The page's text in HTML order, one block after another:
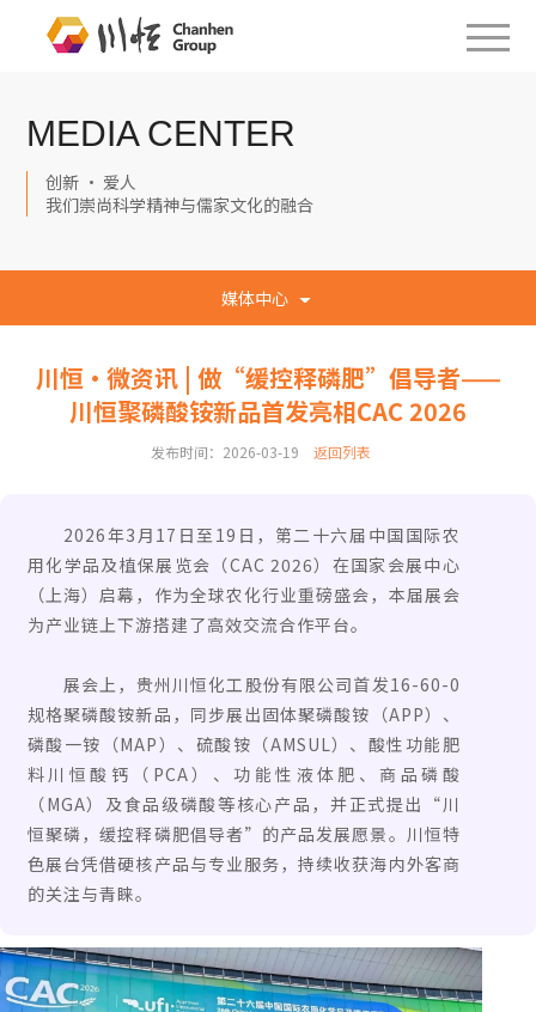
MEDIA CENTER
创新 · 爱人
我们崇尚科学精神与儒家文化的融合
媒体中心
川恒·微资讯 | 做“缓控释磷肥”倡导者——
川恒聚磷酸铵新品首发亮相CAC 2026
发布时间：2026-03-19 返回列表
2026年3月17日至19日，第二十六届中国国际农
用化学品及植保展览会（CAC 2026）在国家会展中心
（上海）启幕，作为全球农化行业重磅盛会，本届展会
为产业链上下游搭建了高效交流合作平台。
展会上，贵州川恒化工股份有限公司首发16-60-0
规格聚磷酸铵新品，同步展出固体聚磷酸铵（APP）、
磷酸一铵（MAP）、硫酸铵（AMSUL）、酸性功能肥
料川恒酸钙（PCA）、功能性液体肥、商品磷酸
（MGA）及食品级磷酸等核心产品，并正式提出“川
恒聚磷，缓控释磷肥倡导者”的产品发展愿景。川恒特
色展台凭借硬核产品与专业服务，持续收获海内外客商
的关注与青睐。